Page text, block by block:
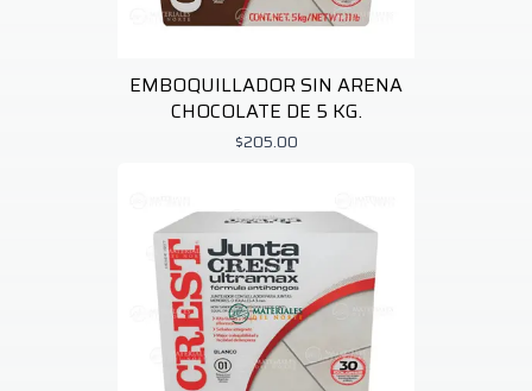
EMBOQUILLADOR SIN ARENA
CHOCOLATE DE 5 KG.
$205.00